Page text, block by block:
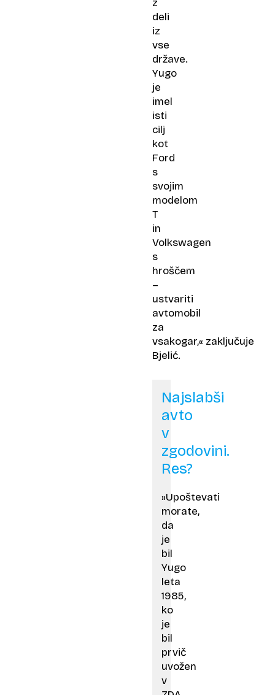
z
deli
iz
vse
države.
Yugo
je
imel
isti
cilj
kot
Ford
s
svojim
modelom
T
in
Volkswagen
s
hroščem
–
ustvariti
avtomobil
za
vsakogar,« zaključuje
Bjelić.
Najslabši
avto
v
zgodovini.
Res?
»Upoštevati
morate,
da
je
bil
Yugo
leta
1985,
ko
je
bil
prvič
uvožen
v